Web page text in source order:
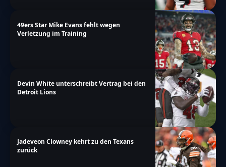
49ers Star Mike Evans fehlt wegen
Verletzung im Training
Devin White unterschreibt Vertrag bei den
Detroit Lions
Jadeveon Clowney kehrt zu den Texans
zurück